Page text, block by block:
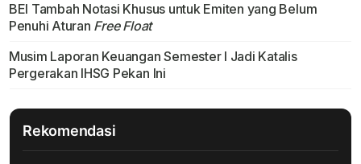
BEI Tambah Notasi Khusus untuk Emiten yang Belum
Penuhi Aturan Free Float
Musim Laporan Keuangan Semester I Jadi Katalis
Pergerakan IHSG Pekan Ini
Rekomendasi